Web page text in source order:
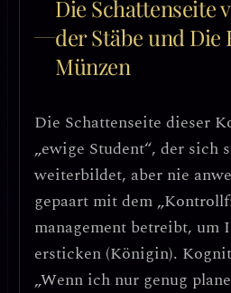
Die Schattenseite
der Stäbe und
Münzen
Die Schattenseite dieser
„ewige Student“, der sich
weiterbildet, aber nie
gepaart mit dem
management betreibt, um
ersticken (Königin).
„Wenn ich nur genug